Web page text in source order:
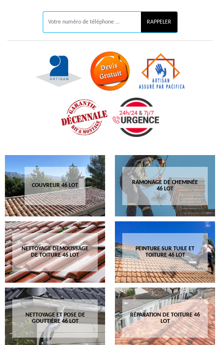
COUVREUR 46 LOT
RAMONAGE DE CHEMINÉE
46 LOT
NETTOYAGE DEMOUSSAGE
DE TOITURE 46 LOT
PEINTURE SUR TUILE ET
TOITURE 46 LOT
NETTOYAGE ET POSE DE
GOUTTIÈRE 46 LOT
RÉPARATION DE TOITURE 46
LOT